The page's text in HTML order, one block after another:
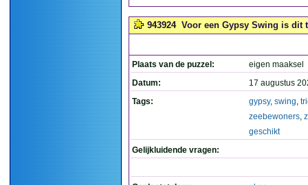
943924 Voor een Gypsy Swing is dit
Plaats van de puzzel:
eigen maaksel
Datum:
17 augustus
Tags:
gypsy, swing,
zeebewoners,
geschikt
Gelijkluidende vragen: